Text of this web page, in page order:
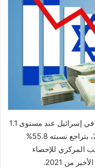
استقرت الاستثمارات الأجنبية المباشرة في إسرائيل عند مستوى 1.1
مليار دولار في الربع الأول من عام 2024، بتراجع نسبته 55.8%
المركزي للإحصاء
من 2021.